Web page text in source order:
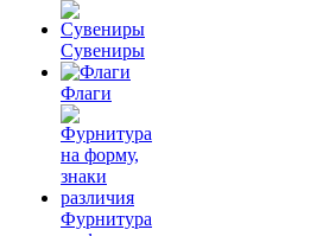
Сувениры
Флаги
Фурнитура